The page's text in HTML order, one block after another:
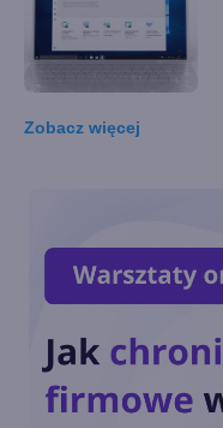
Zobacz więcej